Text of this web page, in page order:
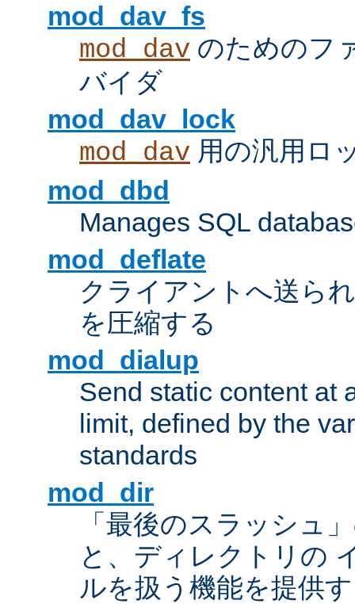
mod_dav_fs
mod_dav のためのフ
バイダ
mod_dav_lock
mod_dav 用の汎用ロ
mod_dbd
Manages SQL
mod_deflate
クライアントへ送ら
を圧縮する
mod_dialup
Send static content at
limit, defined by the
standards
mod_dir
「最後のスラッシュ
と、ディレクトリの
ルを扱う機能を提供